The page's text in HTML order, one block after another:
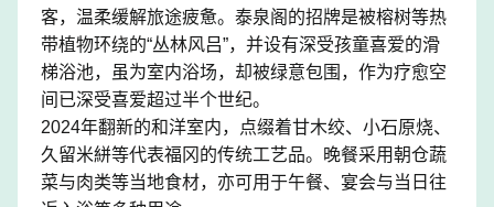
客，温柔缓解旅途疲惫。泰泉阁的招牌是被榕树等热
带植物环绕的“丛林风吕”，并设有深受孩童喜爱的滑
梯浴池，虽为室内浴场，却被绿意包围，作为疗愈空
间已深受喜爱超过半个世纪。
2024年翻新的和洋室内，点缀着甘木绞、小石原烧、
久留米絣等代表福冈的传统工艺品。晚餐采用朝仓蔬
菜与肉类等当地食材，亦可用于午餐、宴会与当日往